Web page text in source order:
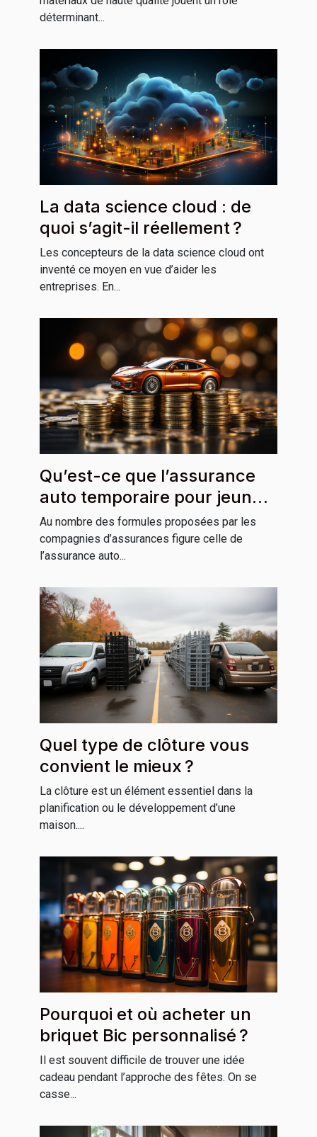
déterminant...
La data science cloud : de
quoi s’agit-il réellement ?
Les concepteurs de la data science cloud ont
inventé ce moyen en vue d’aider les
entreprises. En...
Qu’est-ce que l’assurance
auto temporaire pour jeune
conducteur ?
Au nombre des formules proposées par les
compagnies d’assurances figure celle de
l’assurance auto...
Quel type de clôture vous
convient le mieux ?
La clôture est un élément essentiel dans la
planification ou le développement d’une
maison....
Pourquoi et où acheter un
briquet Bic personnalisé ?
Il est souvent difficile de trouver une idée
cadeau pendant l’approche des fêtes. On se
casse...